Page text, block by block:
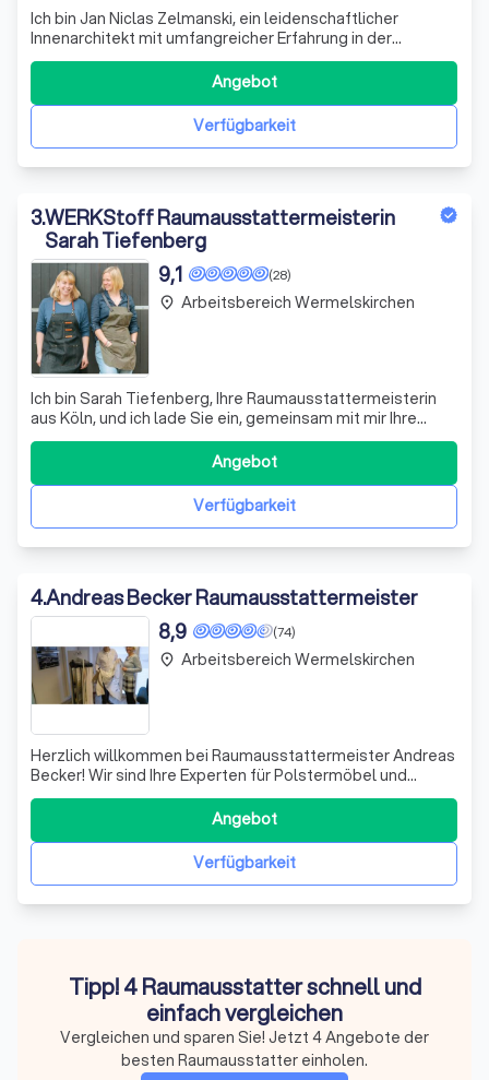
Ich bin Jan Niclas Zelmanski, ein leidenschaftlicher
Innenarchitekt mit umfangreicher Erfahrung in der
kreativen Raumgestaltung. Nach meiner Ausbildung zum
Raumausstatter und meinem Studium an der
renommierten Peter Behrens School of Arts in Düsseldorf
habe ich wertvolle Kenntnisse in der Planung un
Verfügbarkeit
Angebot
3.WERKStoff Raumausstattermeisterin
Sarah Tiefenberg
(28)
9,1
Ich bin Sarah Tiefenberg, Ihre Raumausstattermeisterin
aus Köln, und ich lade Sie ein, gemeinsam mit mir Ihre
Wohnräume in wahre Wohlfühloasen zu verwandeln. Seit
2008 führe ich mit Leidenschaft meinen eigenen
Raumausstatterbetrieb und bringe meine umfangreiche
Erfahrung und Kreativität in jedes Pro
Verfügbarkeit
Angebot
place Arbeitsbereich Wermelskirchen
4.Andreas Becker Raumausstattermeister
(74)
8,9
Herzlich willkommen bei Raumausstattermeister Andreas
Becker! Wir sind Ihre Experten für Polstermöbel und
Raumausstattung in Düsseldorf. Mit über 100 Jahren
Erfahrung widmen wir uns leidenschaftlich der
Aufarbeitung und Restauration von Möbelstücken, die
Geschichten erzählen. Ob Sie ein Erbstück lie
Verfügbarkeit
Angebot
place Arbeitsbereich Wermelskirchen
Tipp! 4 Raumausstatter schnell und
einfach vergleichen
Vergleichen und sparen Sie! Jetzt 4 Angebote der
besten Raumausstatter einholen.